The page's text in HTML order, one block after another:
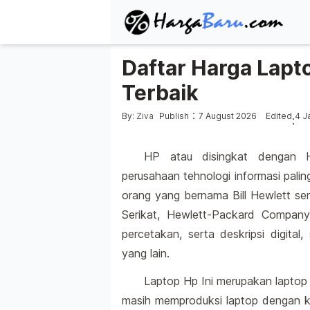
Daftar Harga
Terbaik
Posted by
By: Ziva Publish : 7 August 2026 Edited:4
HP atau disingkat dengan
perusahaan tehnologi informasi
orang yang bernama Bill Hewlett
Serikat, Hewlett-Packard
percetakan, serta deskripsi
yang lain.
Laptop Hp Ini merupakan
masih memproduksi laptop dengan